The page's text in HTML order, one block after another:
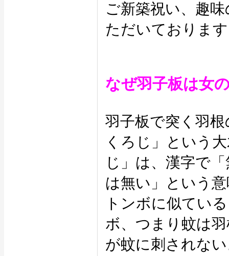
ご新築祝い、趣
ただいておりま
なぜ羽子板は女
羽子板で突く羽
くろじ」という
じ」は、漢字で
は無い」という
トンボに似てい
ボ、つまり蚊は
が蚊に刺されな